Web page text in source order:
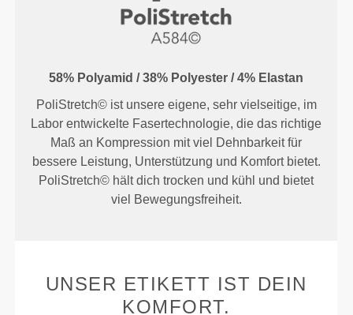
58% Polyamid / 38% Polyester / 4% Elastan
PoliStretch© ist unsere eigene, sehr vielseitige, im
Labor entwickelte Fasertechnologie, die das richtige
Maß an Kompression mit viel Dehnbarkeit für
bessere Leistung, Unterstützung und Komfort bietet.
PoliStretch© hält dich trocken und kühl und bietet
viel Bewegungsfreiheit.
UNSER ETIKETT IST DEIN
KOMFORT.